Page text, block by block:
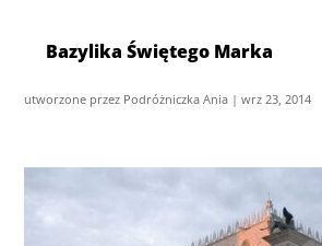
Bazylika Świętego Marka
utworzone przez Podróżniczka Ania |wrz 23, 2014